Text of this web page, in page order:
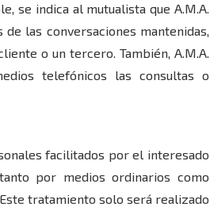
se indica al mutualista que A.M.A.
las conversaciones mantenidas,
o un tercero. También, A.M.A.
telefónicos las consultas o
facilitados por el interesado
por medios ordinarios como
tratamiento solo será realizado